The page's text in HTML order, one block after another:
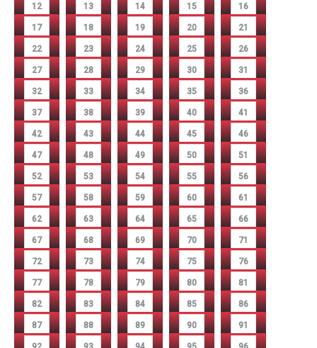
12 13 14 15 16
17 18 19 20 21
22 23 24 25 26
27 28 29 30 31
32 33 34 35 36
37 38 39 40 41
42 43 44 45 46
47 48 49 50 51
52 53 54 55 56
57 58 59 60 61
62 63 64 65 66
67 68 69 70 71
72 73 74 75 76
77 78 79 80 81
82 83 84 85 86
87 88 89 90 91